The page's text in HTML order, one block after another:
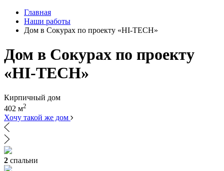
Главная
Наши работы
Дом в Сокурах по проекту «HI-TECH»
Дом в Сокурах по проекту
«HI-TECH»
Кирпичный дом
402 м2
Хочу такой же дом
2 спальни